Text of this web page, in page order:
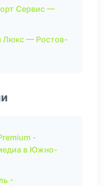
Сервис —
Люкс — Ростов-
-
в Южно-
-